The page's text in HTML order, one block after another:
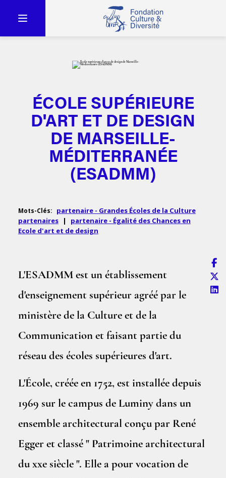
ÉCOLE SUPÉRIEURE
D'ART ET DE DESIGN
DE MARSEILLE-
MÉDITERRANÉE
(ESADMM)
Mots-Clés:
partenaire - Grandes Écoles de la Culture
partenaires
|
partenaire - Égalité des Chances en
Ecole d'art et de design
L'ESADMM est un établissement
d'enseignement supérieur agréé par le
ministère de la Culture et de la
Communication et faisant partie du
réseau des écoles supérieures d'art.
L'École, créée en 1752, est installée depuis
1969 sur le campus de Luminy dans un
ensemble architectural conçu par René
Egger et classé " Patrimoine architectural
du xxe siècle ". Elle a pour vocation de